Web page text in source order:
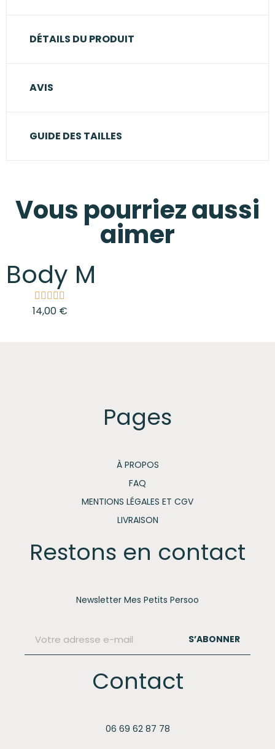
DÉTAILS DU PRODUIT
AVIS
GUIDE DES TAILLES
Vous pourriez aussi
aimer
Body Mimi Fushia
    
14,00 €
Pages
À PROPOS
FAQ
MENTIONS LÉGALES ET CGV
LIVRAISON
Restons en contact
Newsletter Mes Petits Persoo
S’ABONNER
Contact
06 69 62 87 78